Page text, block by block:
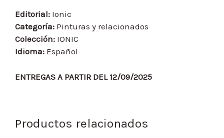
Editorial: Ionic
Categoría: Pinturas y relacionados
Colección: IONIC
Idioma: Español
ENTREGAS A PARTIR DEL 12/09/2025
Productos relacionados